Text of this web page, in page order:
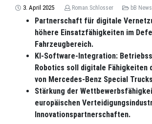
3. April 2025 Roman.Schlosser bB
Partnerschaft für digitale
höhere Einsatzfähigkeiten im
Fahrzeugbereich.
KI-Software-Integration:
Robotics soll digitale Fähigkeiten
von Mercedes-Benz Special
Stärkung der
europäischen
Innovationspartnerschaften.